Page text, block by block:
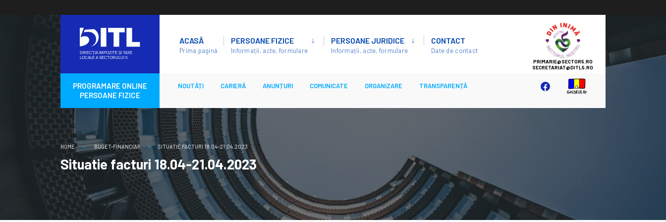
content
ACASĂ
Prima pagină
PERSOANE FIZICE
Informații, acte, formulare
PERSOANE JURIDICE
Informații, acte, formulare
CONTACT
Date de contact
SECTOR
5
PROGRAMARE ONLINE
PERSOANE FIZICE
NOUTĂȚI CARIERĂ ANUNȚURI COMUNICATE ORGANIZARE TRANSPARENȚĂ
HOME BUGET-FINANCIAR SITUATIE FACTURI 18.04-21.04.2023
Situatie facturi 18.04-21.04.2023